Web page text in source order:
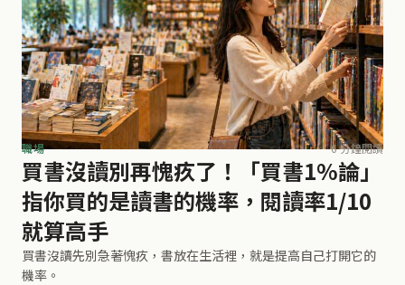
職場 6 分鐘閱讀
買書沒讀別再愧疚了！「買書1%論」
指你買的是讀書的機率，閱讀率1/10
就算高手
買書沒讀先別急著愧疚，書放在生活裡，就是提高自己打開它的
機率。